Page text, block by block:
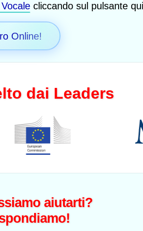
cliccando sul pulsante
Online!
dai Leaders
aiutarti?
Sono rimasta sorpresa
dall'efficacia del metodo di
Mylena, pieno di esercizi
nuovi per me. Durante le
voce più resistente e ora
che scrivo!
Elena Rimoldi
Cantante, Milano